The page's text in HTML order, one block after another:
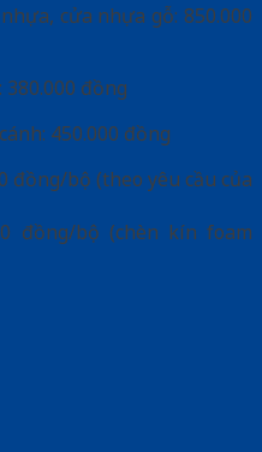
cửa nhựa gỗ: 850.000
380.000 đồng
450.000 đồng
đồng/bộ (theo yêu cầu của
đồng/bộ (chèn kín foam